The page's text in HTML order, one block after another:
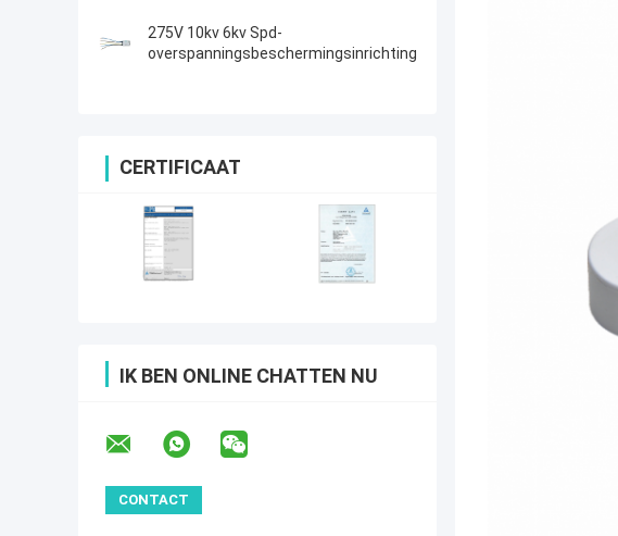
275V 10kv 6kv Spd-
overspanningsbeschermingsinrichting
CERTIFICAAT
IK BEN ONLINE CHATTEN NU